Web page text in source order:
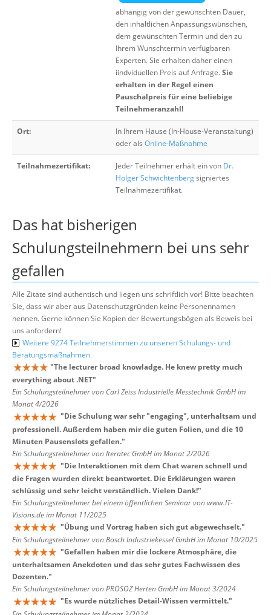
abhängig von der gewünschten Dauer,
den inhaltlichen Anpassungswünschen,
dem gewünschten Termin und den zu
Ihrem Wunschtermin verfügbaren
Experten. Sie erhalten daher einen
iindviduellen Preis auf Anfrage.Sie
erhalten in der Regel einen
Pauschalpreis für eine beliebige
Teilnehmeranzahl!
Ort:
In Ihrem Hause (In-House-Veranstaltung)
oder als Online-Maßnahme
Teilnahmezertifikat: Jeder Teilnehmer erhält ein von Dr.
Holger Schwichtenbergsigniertes
Teilnahmezertifikat.
Das hat bisherigen
Schulungsteilnehmern bei uns sehr
gefallen
Alle Zitate sind authentisch und liegen uns schriftlich vor! Bitte beachten
Sie, dass wir aber aus Datenschutzgründen keine Personennamen
nennen. Gerne können Sie Kopien der Bewertungsbögen als Beweis bei
uns anfordern!
Weitere 9274 Teilnehmerstimmen zu unseren Schulungs- und
Beratungsmaßnahmen
"The lecturer broad knowladge. He knew pretty much
everything about .NET"
Ein Schulungsteilnehmer von Carl Zeiss Industrielle Messtechnik GmbH im
Monat 4/2026
"Die Schulung war sehr "engaging", unterhaltsam und
professionell. Außerdem haben mir die guten Folien, und die 10
Minuten Pausenslots gefallen."
Ein Schulungsteilnehmer von Iteratec GmbH im Monat 2/2026
"Die Interaktionen mit dem Chat waren schnell und
die Fragen wurden direkt beantwortet. Die Erklärungen waren
schlüssig und sehr leicht verständlich. Vielen Dank!"
Ein Schulungsteilnehmer bei einem öffentlichen Seminar von www.IT-
Visions.de im Monat 11/2025
"Übung und Vortrag haben sich gut abgewechselt."
Ein Schulungsteilnehmer von Bosch Industriekessel GmbH im Monat 10/2025
"Gefallen haben mir die lockere Atmosphäre, die
unterhaltsamen Anekdoten und das sehr gutes Fachwissen des
Dozenten."
Ein Schulungsteilnehmer von PROSOZ Herten GmbH im Monat 3/2024
"Es wurde nützliches Detail-Wissen vermittelt."